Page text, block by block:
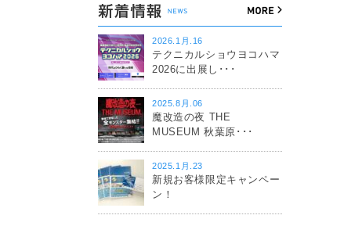
2026.1月.16
テクニカルショウヨコハマ
2026に出展し･･･
2025.8月.06
魔改造の夜 THE
MUSEUM 秋葉原･･･
2025.1月.23
新規お客様限定キャンペー
ン！